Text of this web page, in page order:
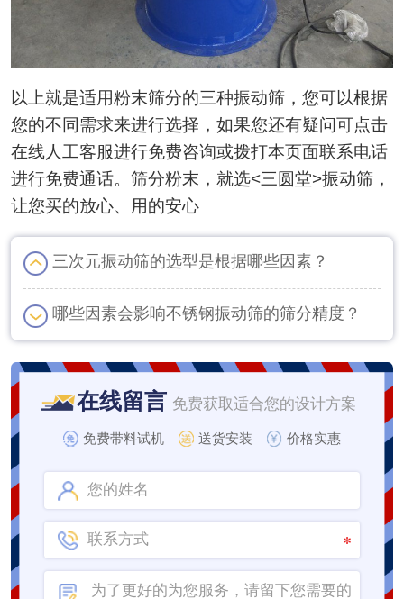
以上就是适用粉末筛分的三种振动筛，您可以根据
您的不同需求来进行选择，如果您还有疑问可点击
在线人工客服进行免费咨询或拨打本页面联系电话
进行免费通话。筛分粉末，就选<三圆堂>振动筛，
让您买的放心、用的安心
三次元振动筛的选型是根据哪些因素？
哪些因素会影响不锈钢振动筛的筛分精度？
在线留言 免费获取适合您的设计方案
免费带料试机 送货安装 价格实惠